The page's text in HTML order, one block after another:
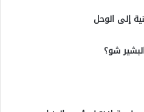
إلى الوحل
شو؟